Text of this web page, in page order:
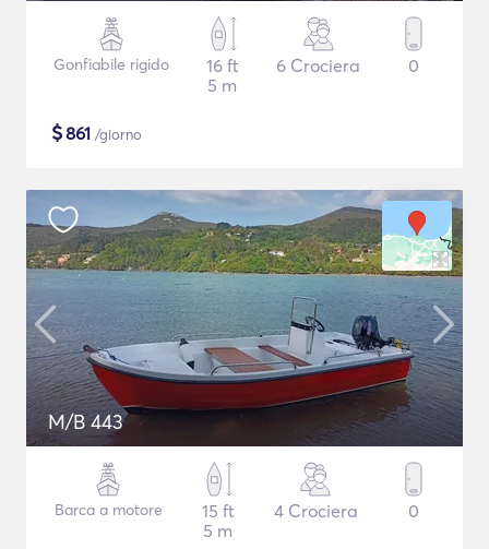
Gonfiabile rigido
16 ft
5 m
6 Crociera 0
$861 /giorno
M/B 443
Barca a motore
15 ft
5 m
4 Crociera 0